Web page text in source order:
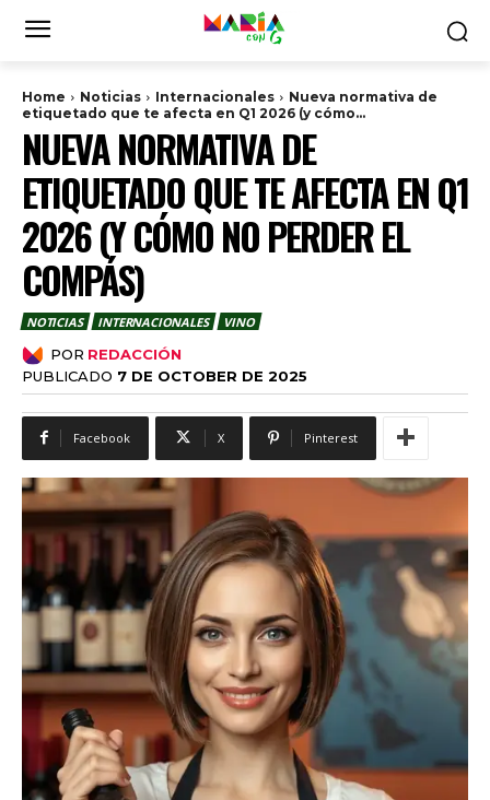
Home Noticias Internacionales
Nueva normativa de
etiquetado que te afecta en Q1 2026 (y cómo...
NUEVA NORMATIVA DE
ETIQUETADO QUE TE AFECTA EN Q1
2026 (Y CÓMO NO PERDER EL
COMPÁS)
NOTICIAS INTERNACIONALES VINO
POR REDACCIÓN
PUBLICADO 7 DE OCTOBER DE 2025
Facebook X Pinterest